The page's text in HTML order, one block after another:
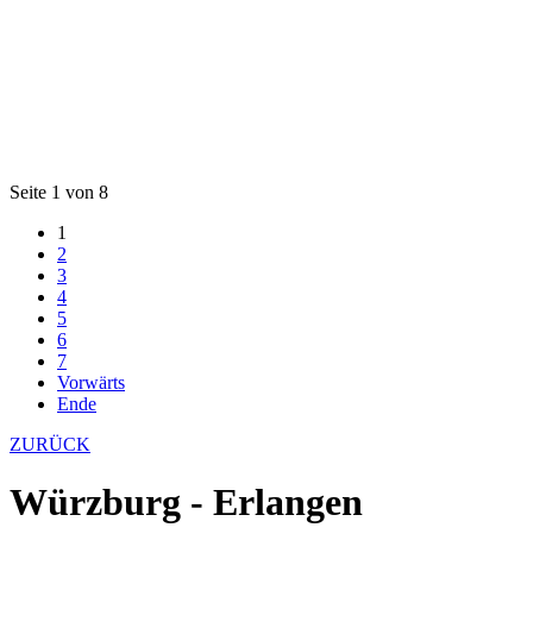
Seite 1 von 8
1
2
3
4
5
6
7
Vorwärts
Ende
ZURÜCK
Würzburg - Erlangen